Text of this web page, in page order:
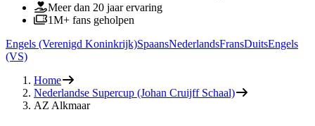
Meer dan 20 jaar ervaring
1M+ fans geholpen
Engels (Verenigd Koninkrijk)SpaansNederlandsFransDuitsEngels
(VS)
Home
Nederlandse Supercup (Johan Cruijff Schaal)
AZ Alkmaar